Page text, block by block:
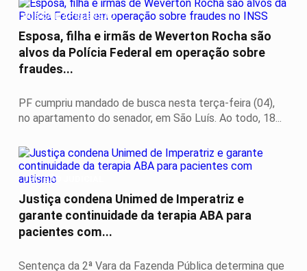
BUSCA E APREENSÃO
Esposa, filha e irmãs de Weverton Rocha são
alvos da Polícia Federal em operação sobre
fraudes...
PF cumpriu mandado de busca nesta terça-feira (04),
no apartamento do senador, em São Luís. Ao todo, 18...
DECISÃO JUDICIAL
Justiça condena Unimed de Imperatriz e
garante continuidade da terapia ABA para
pacientes com...
Sentença da 2ª Vara da Fazenda Pública determina que